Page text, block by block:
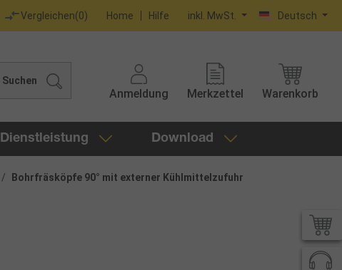
Vergleichen(0) Home Hilfe inkl. MwSt. Deutsch
Suchen
Anmeldung Merkzettel Warenkorb
Dienstleistung Download
/ Bohrfräsköpfe 90° mit externer Kühlmittelzufuhr